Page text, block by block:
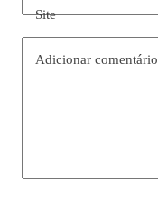
Site
Adicionar comentário